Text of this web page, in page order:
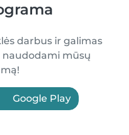
darbus ir galimas
naudodami mūsų
Google Play